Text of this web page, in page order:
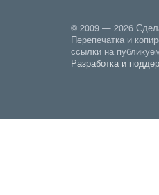
© 2009 — 2026
Перепечатка и
ссылки на
Разработка и